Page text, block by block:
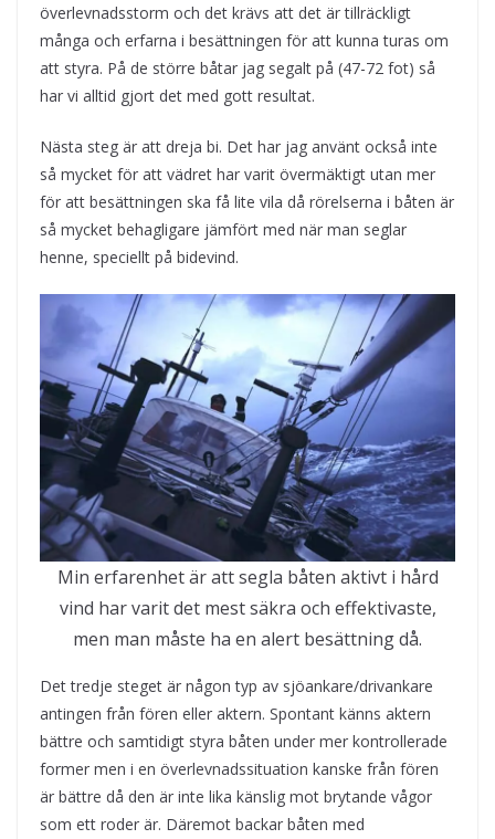
överlevnadsstorm och det krävs att det är tillräckligt
många och erfarna i besättningen för att kunna turas om
att styra. På de större båtar jag segalt på (47-72 fot) så
har vi alltid gjort det med gott resultat.
Nästa steg är att dreja bi. Det har jag använt också inte
så mycket för att vädret har varit övermäktigt utan mer
för att besättningen ska få lite vila då rörelserna i båten är
så mycket behagligare jämfört med när man seglar
henne, speciellt på bidevind.
Min erfarenhet är att segla båten aktivt i hård
vind har varit det mest säkra och effektivaste,
men man måste ha en alert besättning då.
Det tredje steget är någon typ av sjöankare/drivankare
antingen från fören eller aktern. Spontant känns aktern
bättre och samtidigt styra båten under mer kontrollerade
former men i en överlevnadssituation kanske från fören
är bättre då den är inte lika känslig mot brytande vågor
som ett roder är. Däremot backar båten med